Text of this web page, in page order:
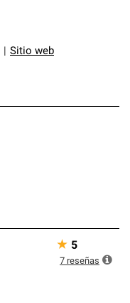
Sitio web
★ 5
7 reseñas